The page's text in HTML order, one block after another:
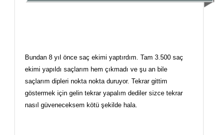
Bundan 8 yıl önce saç ekimi yaptırdım. Tam 3.500 saç
ekimi yapıldı saçlarım hem çıkmadı ve şu an bile
saçlarım dipleri nokta nokta duruyor. Tekrar gittim
göstermek için gelin tekrar yapalım dediler sizce tekrar
nasıl güveneceksem kötü şekilde hala.